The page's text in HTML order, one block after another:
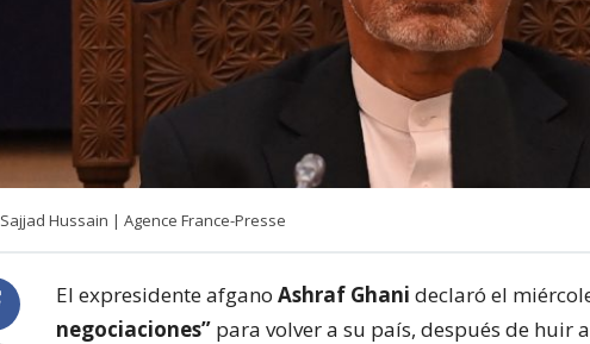
Sajjad Hussain | Agence France-Presse
El expresidente afgano Ashraf Ghani declaró el
negociaciones” para volver a su país, después de huir